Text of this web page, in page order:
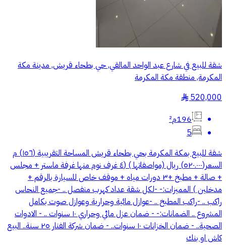
شقة للبيع في شارع عبد الواحد المالقي, حي بطحاء قريش, مدينة مكة
المكرمة, منطقة مكة المكرمة
520,000
§
196م²
5
شقة للبيع بمكة المكرمة بحي بطحاء قريش المساحة التقريبية (١٥٦) م
السعر(٥٢٠.٠٠٠) ريال (مواصفاتها ) (٤ غرف نوم منها غرفة ماستر + مجلس
+ صالة + مطبخ +٣ دورات مياه + موقف خاص للسيارة بالرقم +
مدخلين ) المميزات:- -لكل شقة عداد كهرب منفصل .. -جميع النحاس
راكب .. -راكب المطبخ .. -عوازل مائية وحرارية وعوازل صوت بكامل
المشروع .. الضمانات:- - ضمان عزل مائي وحراري ١٠ سنوات .. - ⁠الادوات
الصحية.. - ⁠ضمان الخزانات ١٠ سنوات.. - ⁠ضمان شركة الفنار ٢٥ سنة.. البيع
كاش او بنك